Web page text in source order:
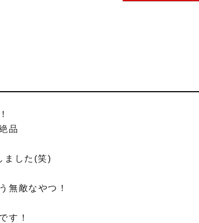
品
ました(笑)
無敵なやつ！
す！